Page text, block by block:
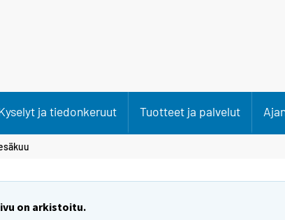
ja tiedonkeruut Tuotteet ja palvelut
on arkistoitu.